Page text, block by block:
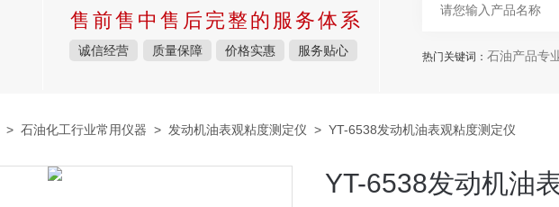
售前售中售后完整的服务体系
诚信经营 质量保障 价格实惠 服务贴心 热门关键词： 石油产品专
> 石油化工行业常用仪器 > 发动机油表观粘度测定仪 > YT-6538发动机油表观粘度测定仪
YT-6538发动机油